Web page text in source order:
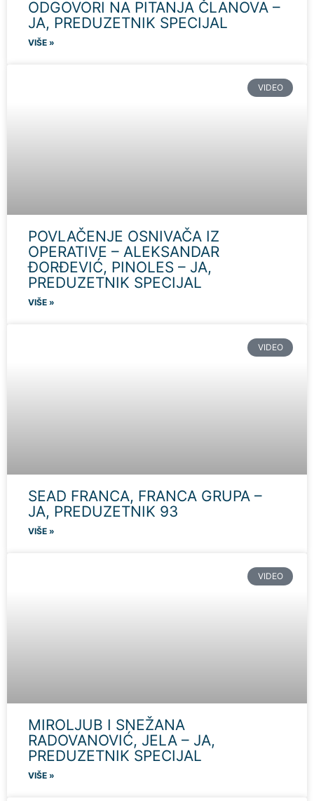
ODGOVORI NA PITANJA ČLANOVA –
JA, PREDUZETNIK SPECIJAL
VIŠE »
VIDEO
POVLAČENJE OSNIVAČA IZ
OPERATIVE – ALEKSANDAR
ĐORĐEVIĆ, PINOLES – JA,
PREDUZETNIK SPECIJAL
VIŠE »
VIDEO
SEAD FRANCA, FRANCA GRUPA –
JA, PREDUZETNIK 93
VIŠE »
VIDEO
MIROLJUB I SNEŽANA
RADOVANOVIĆ, JELA – JA,
PREDUZETNIK SPECIJAL
VIŠE »